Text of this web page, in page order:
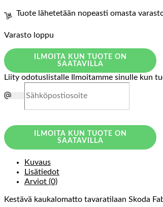
Tuote lähetetään nopeasti omasta
Varasto loppu
ILMOITA KUN TUOTE ON
SAATAVILLA
Liity odotuslistalle Ilmoitamme sinulle kun
ILMOITA KUN TUOTE ON
SAATAVILLA
Kuvaus
Lisätiedot
Arviot (0)
Kestävä kaukalomatto tavaratilaan Skoda